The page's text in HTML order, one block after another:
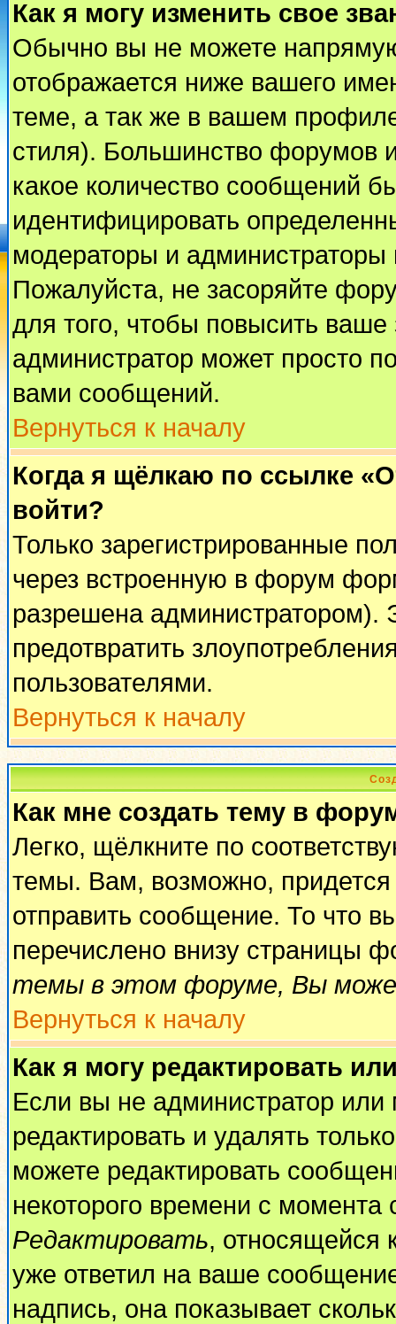
Как я могу изменить свое
Обычно вы не можете
отображается ниже вашего
теме, а так же в вашем
стиля). Большинство форумов
какое количество сообщений
идентифицировать
модераторы и администраторы
Пожалуйста, не засоряйте
для того, чтобы повысить
администратор может просто
вами сообщений.
Вернуться к началу
Когда я щёлкаю по ссылке
войти?
Только зарегистрированные
через встроенную в форум
разрешена администратором).
предотвратить
пользователями.
Вернуться к началу
Как мне создать тему в
Легко, щёлкните по
темы. Вам, возможно, придется
отправить сообщение. То что
перечислено внизу страницы
темы в этом форуме, Вы
Вернуться к началу
Как я могу редактировать
Если вы не администратор
редактировать и удалять
можете редактировать
некоторого времени с
Редактировать, относящейся
уже ответил на ваше
надпись, она показывает